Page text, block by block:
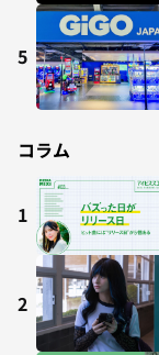
5
コラム
1
2